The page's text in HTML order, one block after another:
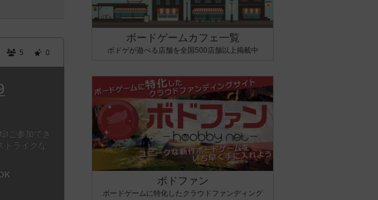
5 0
ご参加でき
トライクな
ボードゲームカフェ一覧
ボドゲが遊べる店舗を全国500店舗以上掲載中
ボドファン
ボードゲームに特化したクラウドファンディング